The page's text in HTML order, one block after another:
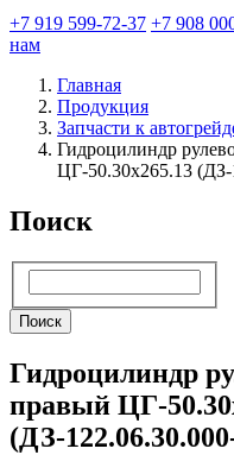
+7 919 599-72-37 +7 908
нам
Главная
Продукция
Запчасти к
Гидроцилиндр
ЦГ-50.30х265.13 (ДЗ-
Поиск
Поиск
Гидроцилиндр
правый ЦГ-
(ДЗ-